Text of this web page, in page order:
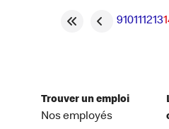
910111213
Trouver un emploi
Nos employés